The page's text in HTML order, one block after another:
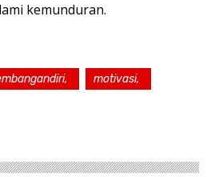
kemunduran.
motivasi,